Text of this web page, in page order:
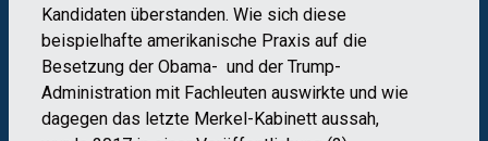
Kandidaten überstanden. Wie sich diese
beispielhafte amerikanische Praxis auf die
Besetzung der Obama- und der Trump-
Administration mit Fachleuten auswirkte und wie
dagegen das letzte Merkel-Kabinett aussah,